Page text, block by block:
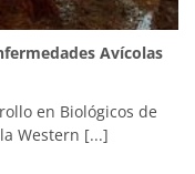
Avícolas
en Biológicos de
Western [...]